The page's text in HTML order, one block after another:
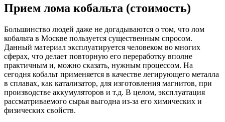
Прием лома кобальта (стоимость)
Большинство людей даже не догадываются о том, что лом
кобальта в Москве пользуется существенным спросом.
Данный материал эксплуатируется человеком во многих
сферах, что делает повторную его переработку вполне
практичным и, можно сказать, нужным процессом. На
сегодня кобальт применяется в качестве легирующего металла
в сплавах, как катализатор, для изготовления магнитов, при
производстве аккумуляторов и т.д. В целом, эксплуатация
рассматриваемого сырья выгодна из-за его химических и
физических свойств.